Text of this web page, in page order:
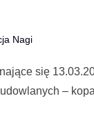
Nagi
się
–